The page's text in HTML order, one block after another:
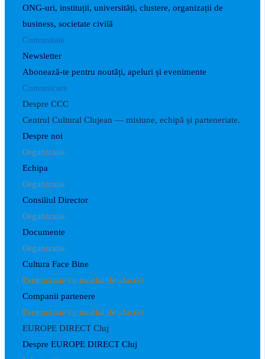
ONG-uri, instituții, universități, clustere, organizații de
business, societate civilă
Comunitate
Newsletter
Abonează-te pentru noutăți, apeluri și evenimente
Comunicare
Despre CCC
Centrul Cultural Clujean — misiune, echipă și parteneriate.
Despre noi
Organizație
Echipa
Organizație
Consiliul Director
Organizație
Documente
Organizație
Cultura Face Bine
Parteneriate cu mediul de afaceri
Companii partenere
Parteneriate cu mediul de afaceri
EUROPE DIRECT Cluj
Despre EUROPE DIRECT Cluj